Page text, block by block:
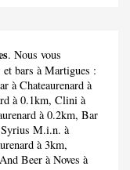
. Nous vous
et bars à Martigues :
à Chateaurenard à
à 0.1km, Clini à
à 0.2km, Bar
Syrius M.i.n. à
à 3km,
Beer à Noves à